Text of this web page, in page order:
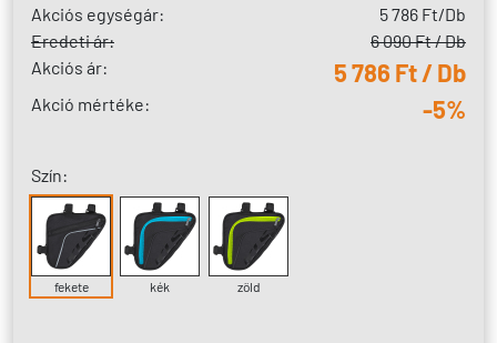
Akciós egységár:
5 786 Ft/Db
Eredeti ár:
6 090 Ft / Db
Akciós ár:
5 786 Ft / Db
Akció mértéke: -5%
Szín:
fekete kék zöld